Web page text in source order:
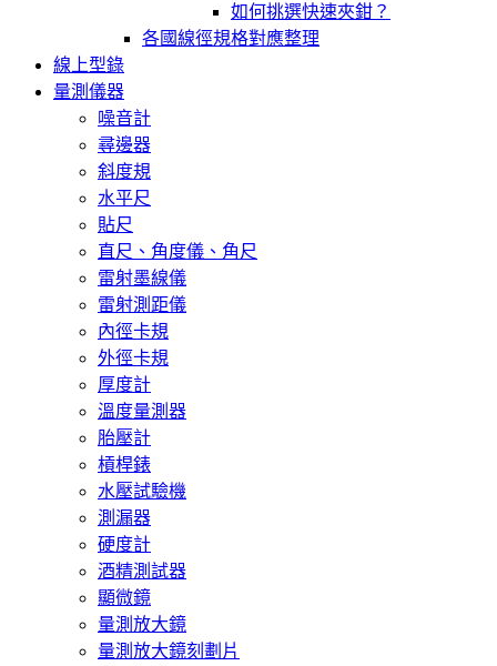
如何挑選快速夾鉗？
各國線徑規格對應整理
線上型錄
量測儀器
噪音計
尋邊器
斜度規
水平尺
貼尺
直尺、角度儀、角尺
雷射墨線儀
雷射測距儀
內徑卡規
外徑卡規
厚度計
溫度量測器
胎壓計
槓桿錶
水壓試驗機
測漏器
硬度計
酒精測試器
顯微鏡
量測放大鏡
量測放大鏡刻劃片